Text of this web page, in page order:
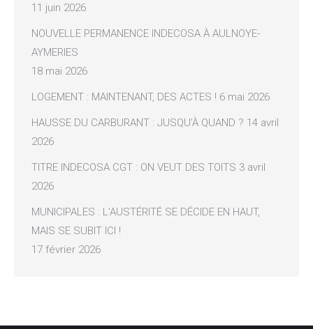
11 juin 2026
NOUVELLE PERMANENCE INDECOSA À AULNOYE-
AYMERIES
18 mai 2026
LOGEMENT : MAINTENANT, DES ACTES ! 6 mai 2026
HAUSSE DU CARBURANT : JUSQU’À QUAND ? 14 avril
2026
TITRE INDECOSA CGT : ON VEUT DES TOITS 3 avril
2026
MUNICIPALES : L’AUSTÉRITÉ SE DÉCIDE EN HAUT,
MAIS SE SUBIT ICI !
17 février 2026